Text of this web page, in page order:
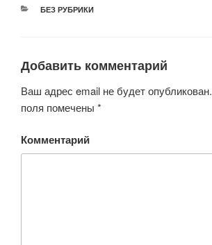
РУБРИКИ
БЕЗ РУБРИКИ
Добавить комментарий
Ваш адрес email не будет опубликован.
поля помечены *
Комментарий